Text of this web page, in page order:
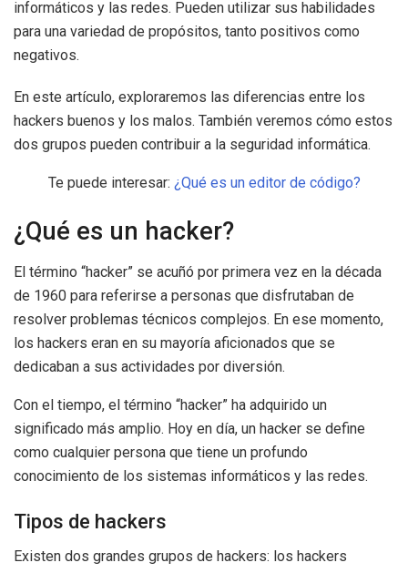
informáticos y las redes. Pueden utilizar sus habilidades
para una variedad de propósitos, tanto positivos como
negativos.
En este artículo, exploraremos las diferencias entre los
hackers buenos y los malos. También veremos cómo estos
dos grupos pueden contribuir a la seguridad informática.
Te puede interesar: ¿Qué es un editor de código?
¿Qué es un hacker?
El término “hacker” se acuñó por primera vez en la década
de 1960 para referirse a personas que disfrutaban de
resolver problemas técnicos complejos. En ese momento,
los hackers eran en su mayoría aficionados que se
dedicaban a sus actividades por diversión.
Con el tiempo, el término “hacker” ha adquirido un
significado más amplio. Hoy en día, un hacker se define
como cualquier persona que tiene un profundo
conocimiento de los sistemas informáticos y las redes.
Tipos de hackers
Existen dos grandes grupos de hackers: los hackers